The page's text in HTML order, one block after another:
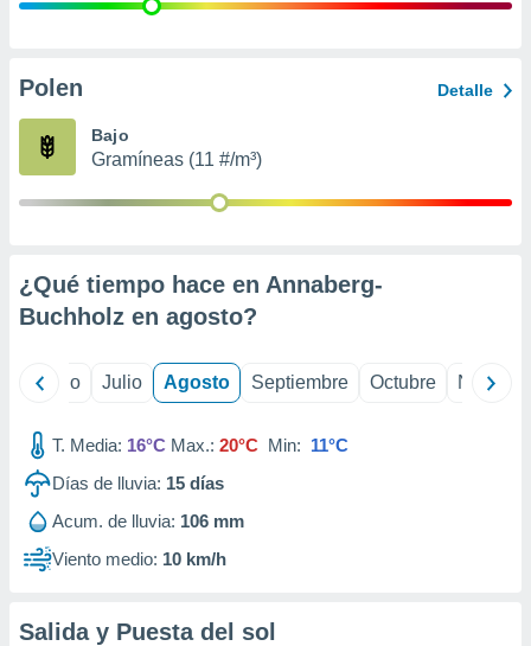
publicidad
de
Polen Detalle
Bajo
Gramíneas (11 #/m³)
¿Qué tiempo hace en Annaberg-
Buchholz en agosto?
Junio Julio Agosto Septiembre Octubre
T. Media: 16°C Max.: 20°C Min: 11°C
Días de lluvia: 15 días
Acum. de lluvia: 106 mm
Viento medio: 10 km/h
Salida y Puesta del sol